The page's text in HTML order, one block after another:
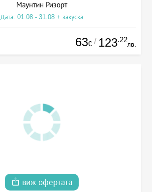
Маунтин Ризорт
Дата: 01.08 - 31.08 + закуска
63€ / 123.22
лв.
виж офертата